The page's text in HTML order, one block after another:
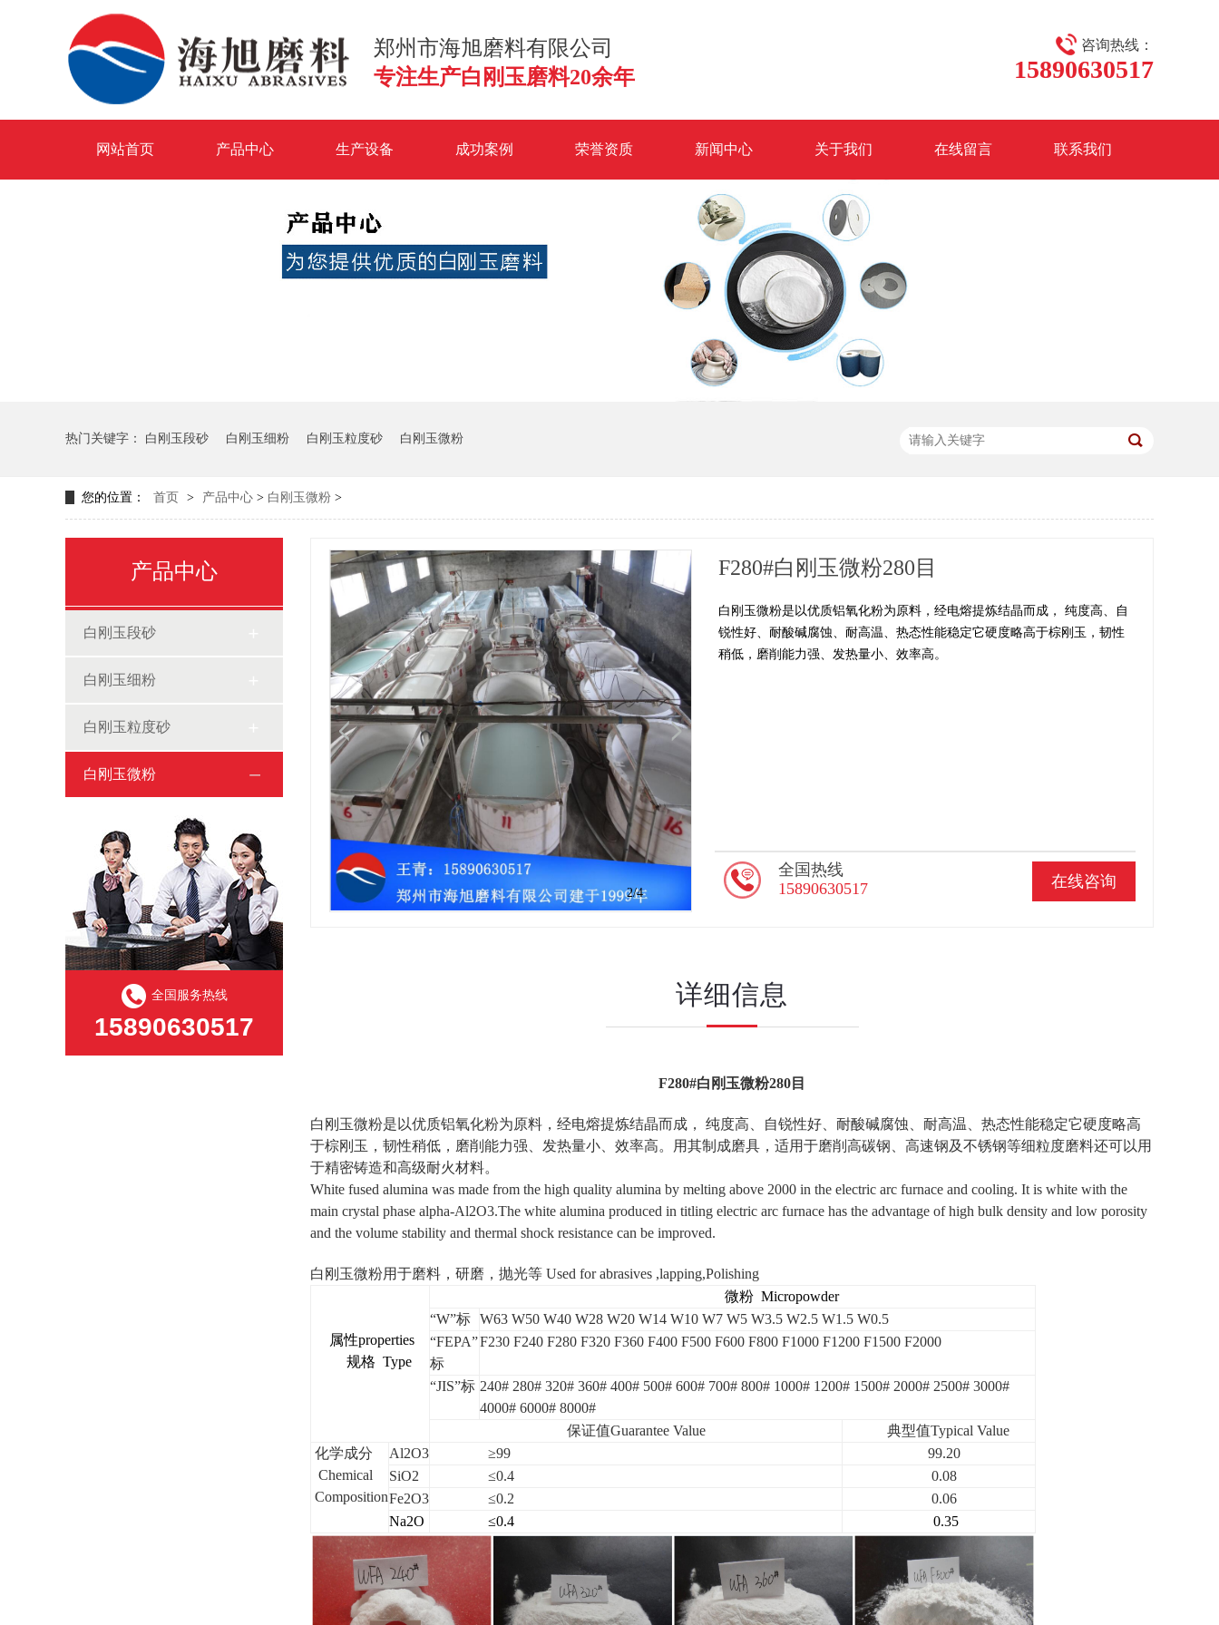
咨询热线：
15890630517
郑州市海旭磨料有限公司
专注生产白刚玉磨料20余年
网站首页 产品中心 生产设备 成功案例 荣誉资质 新闻中心 关于我们 在线留言 联系我们
热门关键字： 白刚玉段砂 白刚玉细粉 白刚玉粒度砂 白刚玉微粉
您的位置： 首页 > 产品中心 > 白刚玉微粉 >
产品中心
白刚玉段砂
白刚玉细粉
白刚玉粒度砂
白刚玉微粉
全国服务热线
15890630517
2/4
F280#白刚玉微粉280目
白刚玉微粉是以优质铝氧化粉为原料，经电熔提炼结晶而成， 纯度高、自
锐性好、耐酸碱腐蚀、耐高温、热态性能稳定它硬度略高于棕刚玉，韧性
稍低，磨削能力强、发热量小、效率高。
在线咨询
全国热线
15890630517
详细信息
F280#白刚玉微粉280目
白刚玉微粉是以优质铝氧化粉为原料，经电熔提炼结晶而成，
纯度高、自锐性好、耐酸碱腐蚀、耐高温、热态性能稳定它硬度略高
于棕刚玉，韧性稍低，磨削能力强、发热量小、效率高。用其制成磨具，适用于磨削高碳钢、高速钢及不锈钢等细粒度磨料还可以用
于精密铸造和高级耐火材料。
White fused alumina was made from the high quality alumina by melting above 2000 in the electric arc furnace and cooling. It is white with the
main crystal phase alpha-Al2O3.The white alumina produced in titling electric arc furnace has the advantage of high bulk density and low porosity
and the volume stability and thermal shock resistance can be improved.
白刚玉微粉用于磨料，研磨，抛光等 Used for abrasives ,lapping,Polishing
属性properties
规格 Type
微粉 Micropowder
“W”标 W63 W50 W40 W28 W20 W14 W10 W7 W5 W3.5 W2.5 W1.5 W0.5
“FEPA”
标
F230 F240 F280 F320 F360 F400 F500 F600 F800 F1000 F1200 F1500 F2000
“JIS”标 240# 280# 320# 360# 400# 500# 600# 700# 800# 1000# 1200# 1500# 2000# 2500# 3000#
4000# 6000# 8000#
保证值Guarantee Value
典型值Typical Value
化学成分
Chemical
Composition
Al2O3 ≥99
99.20
SiO2 ≤0.4
0.08
Fe2O3 ≤0.2
0.06
Na2O ≤0.4 0.35